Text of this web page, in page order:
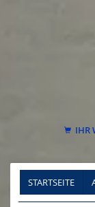
IHR
STARTSEITE